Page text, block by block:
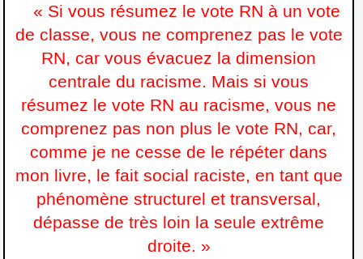
« Si vous résumez le vote RN à un vote
de classe, vous ne comprenez pas le vote
RN, car vous évacuez la dimension
centrale du racisme. Mais si vous
résumez le vote RN au racisme, vous ne
comprenez pas non plus le vote RN, car,
comme je ne cesse de le répéter dans
mon livre, le fait social raciste, en tant que
phénomène structurel et transversal,
dépasse de très loin la seule extrême
droite. »